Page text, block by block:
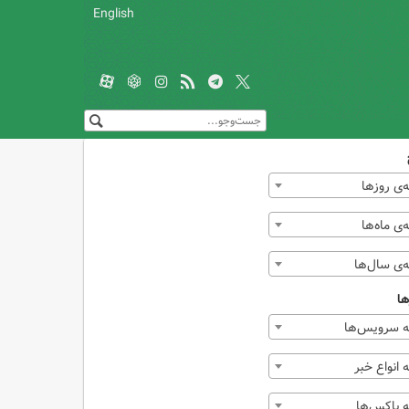
English
روزها
ماه‌ها
سال‌ها
سرویس‌ها
انواع خبر